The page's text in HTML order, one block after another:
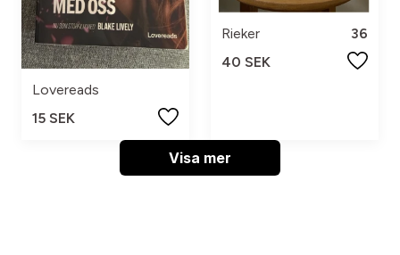
Lovereads
15 SEK
Rieker
36
40 SEK
Visa mer